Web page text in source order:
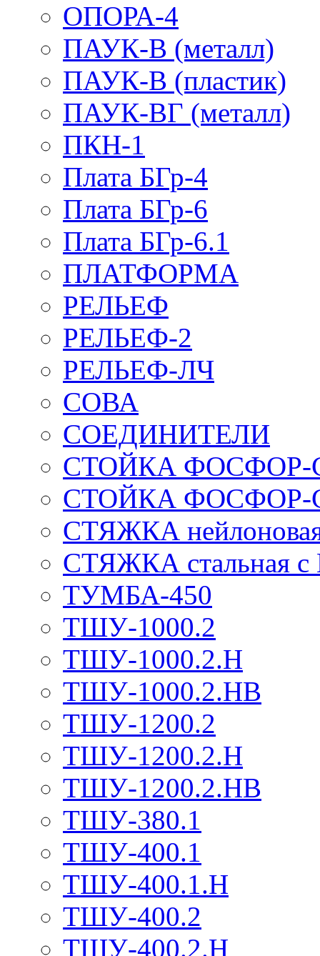
ОПОРА-4
ПАУК-В (металл)
ПАУК-В (пластик)
ПАУК-ВГ (металл)
ПКН-1
Плата БГр-4
Плата БГр-6
Плата БГр-6.1
ПЛАТФОРМА
РЕЛЬЕФ
РЕЛЬЕФ-2
РЕЛЬЕФ-ЛЧ
СОВА
СОЕДИНИТЕЛИ
СТОЙКА ФОСФОР-
СТОЙКА ФОСФОР-
СТЯЖКА нейлоновая
СТЯЖКА стальная
ТУМБА-450
ТШУ-1000.2
ТШУ-1000.2.Н
ТШУ-1000.2.НВ
ТШУ-1200.2
ТШУ-1200.2.Н
ТШУ-1200.2.НВ
ТШУ-380.1
ТШУ-400.1
ТШУ-400.1.Н
ТШУ-400.2
ТШУ-400.2.Н